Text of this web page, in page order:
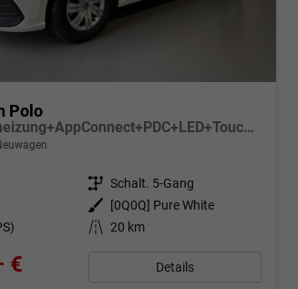
Polo
1.0 MPI Sitzheizung+AppConnect+PDC+LED+Touch+Lichtsensor+MultiLenkrad
Getriebe Schalt. 5-Gang
Außenfarbe
[0Q0Q] Pure White
Kilometerstand 20 km
€ Details